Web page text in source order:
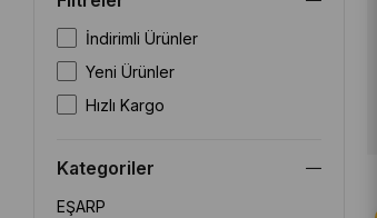
İndirimli Ürünler
Yeni Ürünler
Hızlı Kargo
Kategoriler
EŞARP